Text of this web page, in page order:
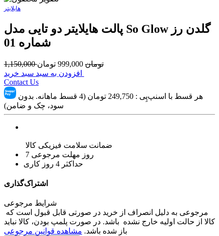
هایلایتر
پالت هایلایتر دو تایی مدل So Glow گلدن رز
شماره 01
1,150,000 تومان 999,000 تومان
Contact Us
هر قسط با اسنپ‌پِی : 249,750
تومان (4 قسط ماهانه. بدون
سود، چک و ضامن)
ضمانت سلامت فیزیکی کالا
7 روز مهلت مرجوعی
حداکثر 4 روز کاری
اشتراک‌گذاری
شرایط مرجوعی
کالا از حالت اولیه خارج نشده باشد. در صورت پلمپ بودن، کالا نباید
باز شده باشد. مشاهده قوانین مرجوعی